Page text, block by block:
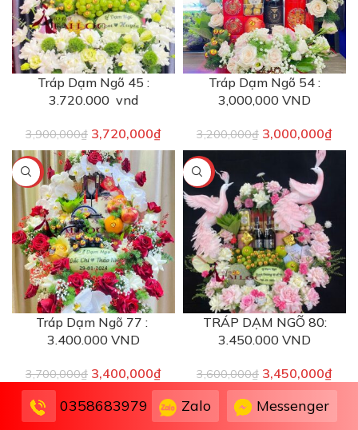
Tráp Dạm Ngõ 45 :
3.720.000 vnd
3,900,000₫ 3,720,000₫
Tráp Dạm Ngõ 54 :
3,000,000 VND
3,200,000₫ 3,000,000₫
-8%
Tráp Dạm Ngõ 77 :
3.400.000 VND
3,700,000₫ 3,400,000₫
-4%
TRÁP DẠM NGÕ 80:
3.450.000 VND
3,600,000₫ 3,450,000₫
-8% -9%
0358683979 Zalo Messenger